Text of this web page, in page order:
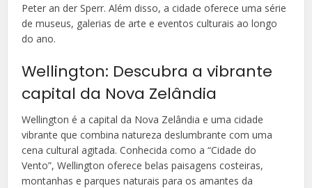
Peter an der Sperr. Além disso, a cidade oferece uma série
de museus, galerias de arte e eventos culturais ao longo
do ano.
Wellington: Descubra a vibrante
capital da Nova Zelândia
Wellington é a capital da Nova Zelândia e uma cidade
vibrante que combina natureza deslumbrante com uma
cena cultural agitada. Conhecida como a “Cidade do
Vento”, Wellington oferece belas paisagens costeiras,
montanhas e parques naturais para os amantes da